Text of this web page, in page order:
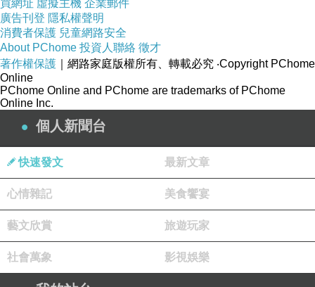
買網址 虛擬主機 企業郵件
廣告刊登 隱私權聲明
消費者保護 兒童網路安全
About PChome 投資人聯絡 徵才
著作權保護 ｜網路家庭版權所有、轉載必究 ‧Copyright PChome
Online
PChome Online and PChome are trademarks of PChome
Online Inc.
個人新聞台
快速發文 最新文章
心情雜記 美食饗宴
藝文欣賞 旅遊玩家
社會萬象 影視娛樂